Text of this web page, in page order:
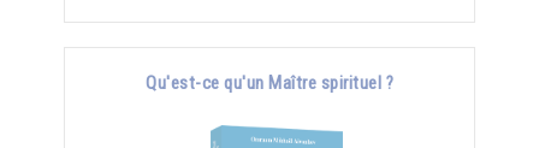
Qu'est-ce qu'un Maître spirituel ?